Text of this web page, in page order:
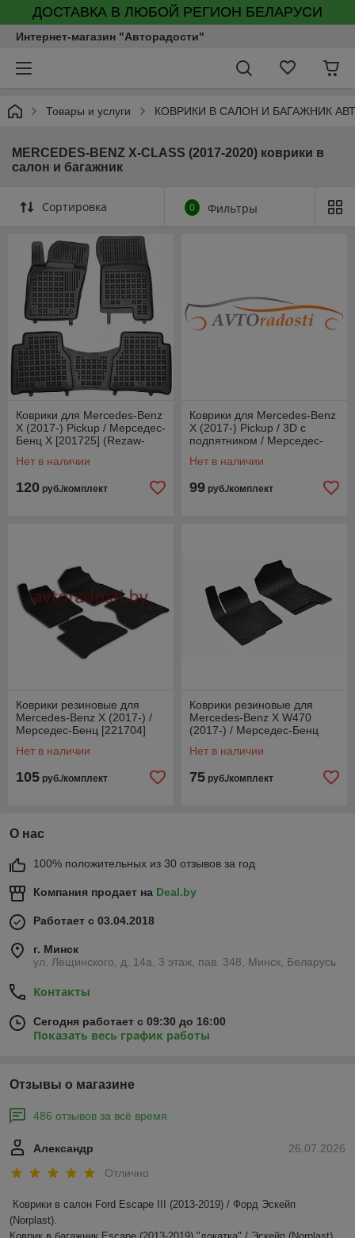
ДОСТАВКА В ЛЮБОЙ РЕГИОН БЕЛАРУСИ
Интернет-магазин "Авторадости"
Товары и услуги КОВРИКИ В САЛОН И БАГАЖНИК
MERCEDES-BENZ X-CLASS (2017-2020) коврики в
салон и багажник
Сортировка 0 Фильтры
Коврики для Mercedes-Benz
X (2017-) Pickup / Мерседес-
Бенц Х [201725] (Rezaw-
Нет в наличии
120 руб./комплект
Коврики для Mercedes-Benz
X (2017-) Pickup / 3D с
подпятником / Мерседес-
Нет в наличии
99 руб./комплект
Коврики резиновые для
Mercedes-Benz X (2017-) /
Мерседес-Бенц [221704]
Нет в наличии
105 руб./комплект
Коврики резиновые для
Mercedes-Benz X W470
(2017-) / Мерседес-Бенц
Нет в наличии
75 руб./комплект
О нас
100% положительных из 30 отзывов за год
Компания продает на Deal.by
Работает с 03.04.2018
г. Минск
ул. Лещинского, д. 14а, 3 этаж, пав. 348, Минск, Беларусь
Контакты
Сегодня работает с 09:30 до 16:00
Показать весь график работы
Отзывы о магазине
486 отзывов за всё время
26.07.2026
Александр
Отлично
Коврики в салон Ford Escape III (2013-2019) / Форд Эскейп
(Norplast).